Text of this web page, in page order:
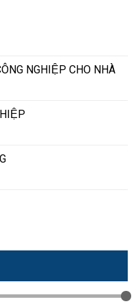
NGHIỆP CHO NHÀ